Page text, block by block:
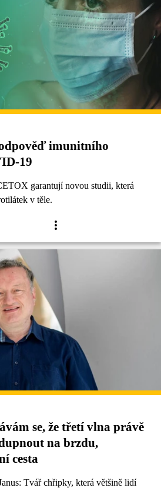
imunitního
19
garantují novou studii, která
v těle.
se, že třetí vlna právě
na brzdu,
cesta
Tvář chřipky, která většině lidí